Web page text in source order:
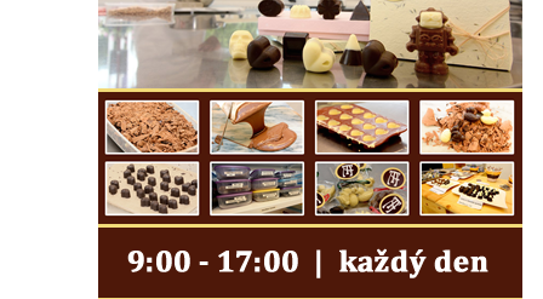
Hřbitovní kaple v Hrádku nad Nisou
Müllerova hrobka v Hrádku nad Nisou
Márnice na hřbitově ve Sněžné
Kostel Panny Marie Sněžné ve Sněžné
Kaple Nejsvětější Trojice ve Sněžné
Hřbitovní kaple v Horním Podluží
Hrobka rodiny Brass na hřbitově v Dolním